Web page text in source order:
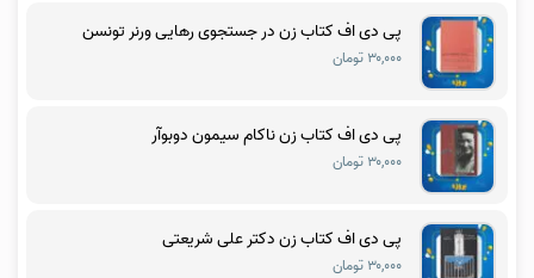
پی دی اف کتاب زن در جستجوی رهایی ورنر تونسن
۳۰,۰۰۰ تومان
پی دی اف کتاب زن ناکام سیمون دوبوآر
۳۰,۰۰۰ تومان
پی دی اف کتاب زن دکتر علی شریعتی
۳۰,۰۰۰ تومان